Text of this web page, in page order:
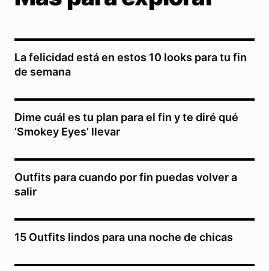
La felicidad está en estos 10 looks para tu fin
de semana
Dime cuál es tu plan para el fin y te diré qué
‘Smokey Eyes’ llevar
Outfits para cuando por fin puedas volver a
salir
15 Outfits lindos para una noche de chicas